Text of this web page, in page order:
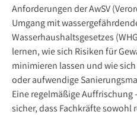
Anforderungen der AwSV
Umgang mit
Wasserhaushaltsgesetzes
lernen, wie sich Risiken für
minimieren lassen und wie
oder aufwendige
Eine regelmäßige Auffrischung
sicher, dass Fachkräfte sowohl